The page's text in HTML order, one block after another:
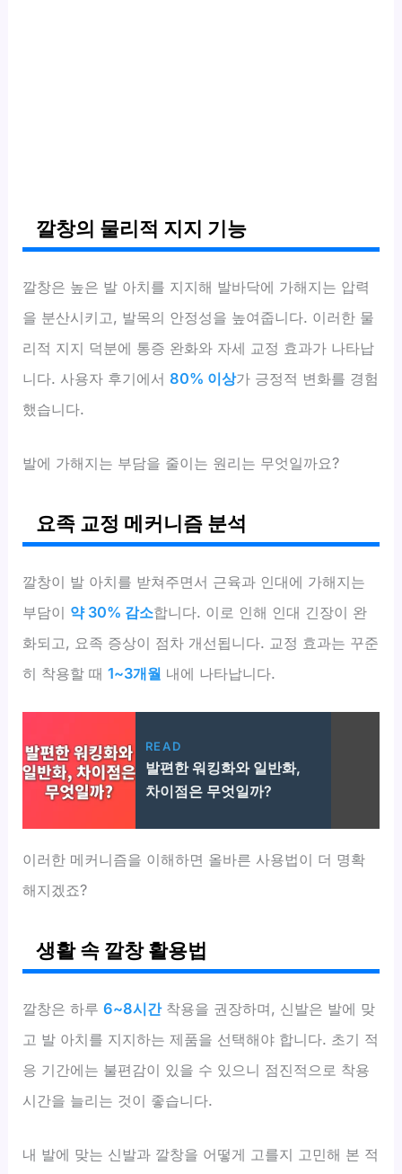
깔창의 물리적 지지 기능
깔창은 높은 발 아치를 지지해 발바닥에 가해지는 압력
을 분산시키고, 발목의 안정성을 높여줍니다. 이러한 물
리적 지지 덕분에 통증 완화와 자세 교정 효과가 나타납
니다. 사용자 후기에서80% 이상가 긍정적 변화를 경험
했습니다.
발에 가해지는 부담을 줄이는 원리는 무엇일까요?
요족 교정 메커니즘 분석
깔창이 발 아치를 받쳐주면서 근육과 인대에 가해지는
부담이 약 30% 감소합니다. 이로 인해 인대 긴장이 완
화되고, 요족 증상이 점차 개선됩니다. 교정 효과는 꾸준
히 착용할 때1~3개월 내에 나타납니다.
READ
발편한 워킹화와 일반화,
차이점은 무엇일까?
이러한 메커니즘을 이해하면 올바른 사용법이 더 명확
해지겠죠?
생활 속 깔창 활용법
깔창은 하루6~8시간착용을 권장하며, 신발은 발에 맞
고 발 아치를 지지하는 제품을 선택해야 합니다. 초기 적
응 기간에는 불편감이 있을 수 있으니 점진적으로 착용
시간을 늘리는 것이 좋습니다.
내 발에 맞는 신발과 깔창을 어떻게 고를지 고민해 본 적